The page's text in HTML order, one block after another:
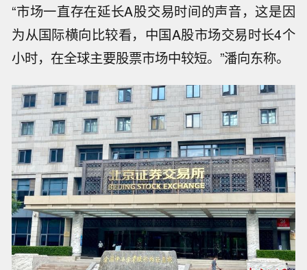
“市场一直存在延长A股交易时间的声音，这是因
为从国际横向比较看，中国A股市场交易时长4个
小时，在全球主要股票市场中较短。”潘向东称。